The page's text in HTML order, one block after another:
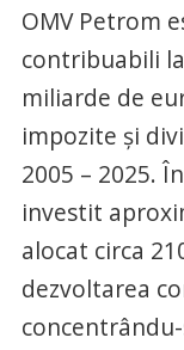
OMV Petrom
contribuabili
miliarde de
impozite și
2005 – 2025.
investit
alocat circa
dezvoltarea